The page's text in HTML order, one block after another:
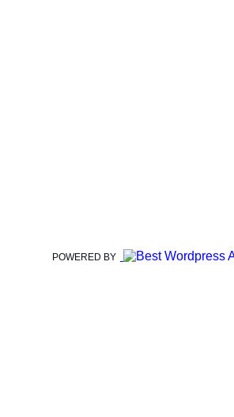
POWERED BY